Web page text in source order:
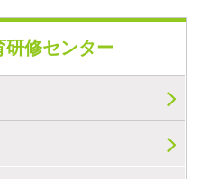
研修センター